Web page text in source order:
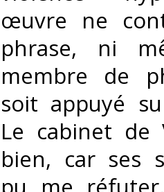
œuvre ne
phrase, ni
membre de
soit appuyé
Le cabinet de
bien, car ses
pu me